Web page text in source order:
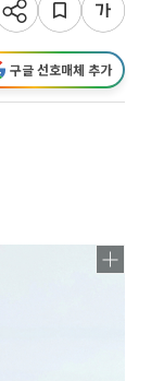
구글 선호매체 추가